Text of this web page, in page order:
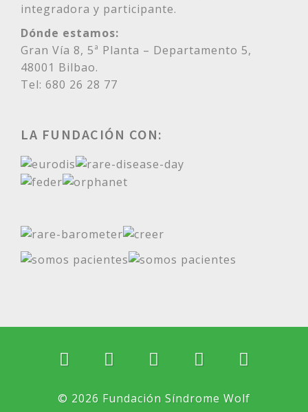
integradora y participante.
Dónde estamos:
Gran Vía 8, 5ª Planta – Departamento 5,
48001 Bilbao.
Tel: 680 26 28 77
LA FUNDACIÓN CON:
© 2026 Fundación Síndrome Wolf